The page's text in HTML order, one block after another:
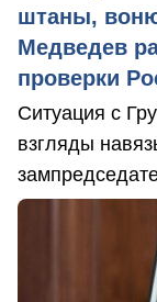
штаны,
Медведев
проверки
Ситуация с
взгляды